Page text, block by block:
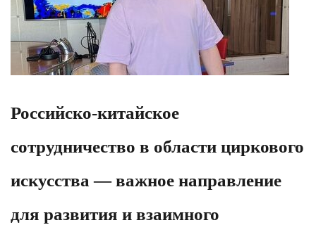
Российско-китайское
сотрудничество в области циркового
искусства — важное направление
для развития и взаимного